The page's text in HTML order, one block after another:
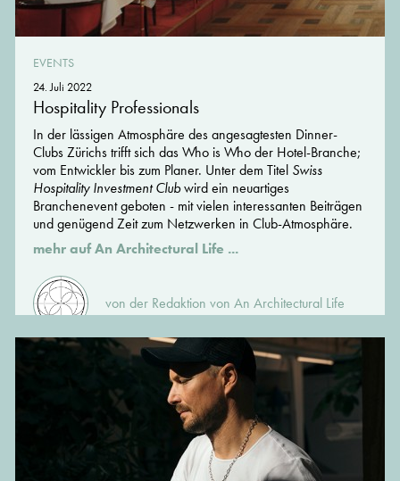
EVENTS
24. Juli 2022
Hospitality Professionals
In der lässigen Atmosphäre des angesagtesten Dinner-
Clubs Zürichs trifft sich das Who is Who der Hotel-Branche;
vom Entwickler bis zum Planer. Unter dem Titel Swiss
Hospitality Investment Clubwird ein neuartiges
Branchenevent geboten - mit vielen interessanten Beiträgen
und genügend Zeit zum Netzwerken in Club-Atmosphäre.
mehr auf An Architectural Life ...
von der Redaktion von An Architectural Life